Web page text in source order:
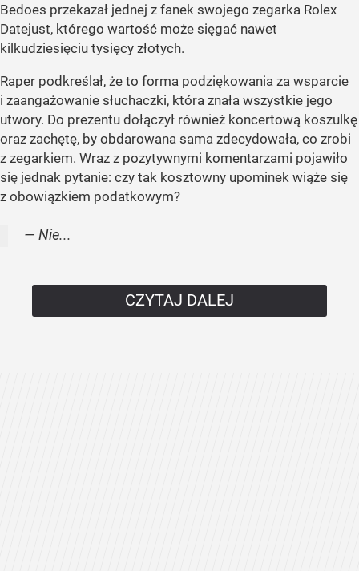
Bedoes przekazał jednej z fanek swojego zegarka Rolex
Datejust, którego wartość może sięgać nawet
kilkudziesięciu tysięcy złotych.
Raper podkreślał, że to forma podziękowania za wsparcie
i zaangażowanie słuchaczki, która znała wszystkie jego
utwory. Do prezentu dołączył również koncertową koszulkę
oraz zachętę, by obdarowana sama zdecydowała, co zrobi
z zegarkiem. Wraz z pozytywnymi komentarzami pojawiło
się jednak pytanie: czy tak kosztowny upominek wiąże się
z obowiązkiem podatkowym?
— Nie...
CZYTAJ DALEJ